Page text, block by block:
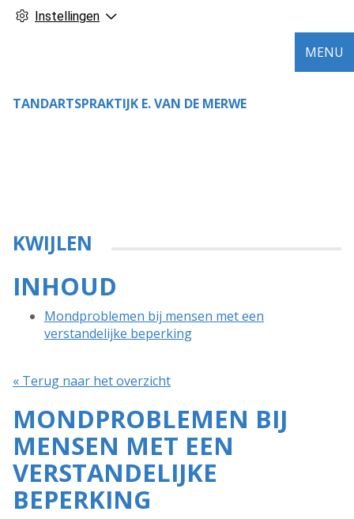
Instellingen
TANDARTSPRAKTIJK E. VAN DE MERWE
MENU
KWIJLEN
INHOUD
Mondproblemen bij mensen met een
verstandelijke beperking
« Terug naar het overzicht
MONDPROBLEMEN BIJ
MENSEN MET EEN
VERSTANDELIJKE
BEPERKING